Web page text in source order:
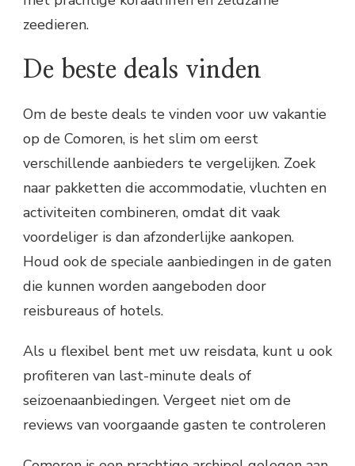
zeedieren.
De beste deals vinden
Om de beste deals te vinden voor uw vakantie
op de Comoren, is het slim om eerst
verschillende aanbieders te vergelijken. Zoek
naar pakketten die accommodatie, vluchten en
activiteiten combineren, omdat dit vaak
voordeliger is dan afzonderlijke aankopen.
Houd ook de speciale aanbiedingen in de gaten
die kunnen worden aangeboden door
reisbureaus of hotels.
Als u flexibel bent met uw reisdata, kunt u ook
profiteren van last-minute deals of
seizoenaanbiedingen. Vergeet niet om de
reviews van voorgaande gasten te controleren